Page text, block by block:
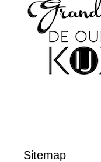
Sitemap